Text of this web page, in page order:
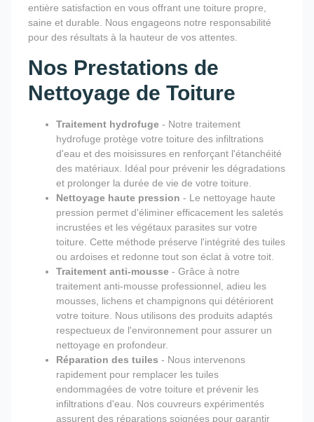
entière satisfaction en vous offrant une toiture propre,
saine et durable. Nous engageons notre responsabilité
pour des résultats à la hauteur de vos attentes.
Nos Prestations de
Nettoyage de Toiture
Traitement hydrofuge - Notre traitement
hydrofuge protège votre toiture des infiltrations
d'eau et des moisissures en renforçant l'étanchéité
des matériaux. Idéal pour prévenir les dégradations
et prolonger la durée de vie de votre toiture.
Nettoyage haute pression - Le nettoyage haute
pression permet d'éliminer efficacement les saletés
incrustées et les végétaux parasites sur votre
toiture. Cette méthode préserve l'intégrité des tuiles
ou ardoises et redonne tout son éclat à votre toit.
Traitement anti-mousse - Grâce à notre
traitement anti-mousse professionnel, adieu les
mousses, lichens et champignons qui détériorent
votre toiture. Nous utilisons des produits adaptés
respectueux de l'environnement pour assurer un
nettoyage en profondeur.
Réparation des tuiles - Nous intervenons
rapidement pour remplacer les tuiles
endommagées de votre toiture et prévenir les
infiltrations d'eau. Nos couvreurs expérimentés
assurent des réparations soignées pour garantir